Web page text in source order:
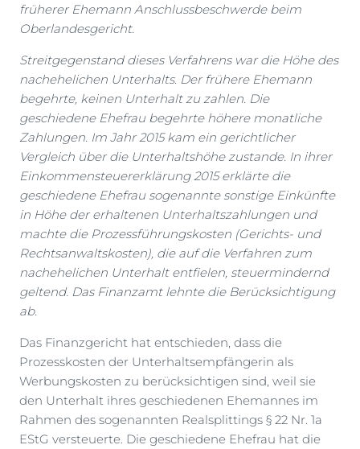
früherer Ehemann Anschlussbeschwerde beim
Oberlandesgericht.
Streitgegenstand dieses Verfahrens war die Höhe des
nachehelichen Unterhalts. Der frühere Ehemann
begehrte, keinen Unterhalt zu zahlen. Die
geschiedene Ehefrau begehrte höhere monatliche
Zahlungen. Im Jahr 2015 kam ein gerichtlicher
Vergleich über die Unterhaltshöhe zustande. In ihrer
Einkommensteuererklärung 2015 erklärte die
geschiedene Ehefrau sogenannte sonstige Einkünfte
in Höhe der erhaltenen Unterhaltszahlungen und
machte die Prozessführungskosten (Gerichts- und
Rechtsanwaltskosten), die auf die Verfahren zum
nachehelichen Unterhalt entfielen, steuermindernd
geltend. Das Finanzamt lehnte die Berücksichtigung
ab.
Das Finanzgericht hat entschieden, dass die
Prozesskosten der Unterhaltsempfängerin als
Werbungskosten zu berücksichtigen sind, weil sie
den Unterhalt ihres geschiedenen Ehemannes im
Rahmen des sogenannten Realsplittings § 22 Nr. 1a
EStG versteuerte. Die geschiedene Ehefrau hat die